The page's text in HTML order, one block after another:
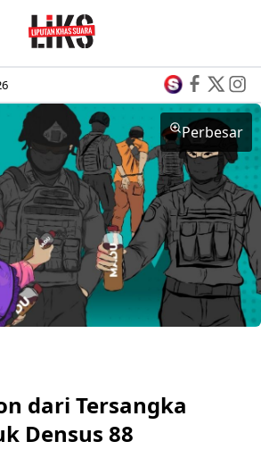
Perbesar
dari Tersangka
Densus 88